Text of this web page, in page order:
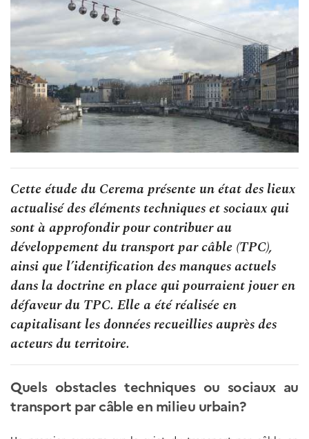
Cette étude du Cerema présente un état des lieux
actualisé des éléments techniques et sociaux qui
sont à approfondir pour contribuer au
développement du transport par câble (TPC),
ainsi que l’identification des manques actuels
dans la doctrine en place qui pourraient jouer en
défaveur du TPC. Elle a été réalisée en
capitalisant les données recueillies auprès des
acteurs du territoire.
Quels obstacles techniques ou sociaux au
transport par câble en milieu urbain?